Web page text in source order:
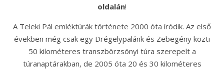
oldalán!
A Teleki Pál emléktúrák története 2000 óta íródik. Az első
években még csak egy Drégelypalánk és Zebegény közti
50 kilométeres transzbörzsönyi túra szerepelt a
túranaptárakban, de 2005 óta 20 és 30 kilométeres